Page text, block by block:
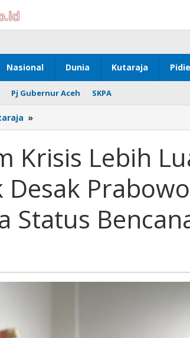
Nasional Dunia Kutaraja Pidie
Pj Gubernur Aceh SKPA
»
Krisis
Luas,
Aceh
Bergerak
Desak
Tetapkan
Sumatera
Krisis Lebih
Desak
Status